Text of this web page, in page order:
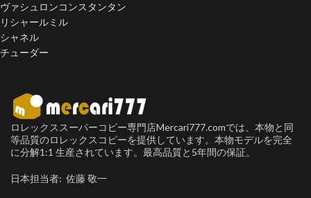
ヴァシュロンコンスタンタン
リシャールミル
シャネル
チューダー
ロレックススーパーコピー専門店Mercari777.comでは、本物と同
等品質のロレックスコピーを提供しています。本物モデルを完全
に分解1:1 生産されています。最高品質と5年間の保証。
日本担当者: 佐藤 敬一